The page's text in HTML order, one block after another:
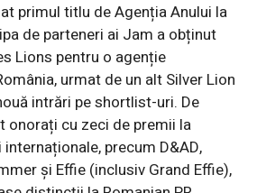
primul titlu de Agenția Anului la
de parteneri ai Jam a obținut
Lions pentru o agenție
urmat de un alt Silver Lion
intrări pe shortlist-uri. De
onorați cu zeci de premii la
precum D&AD,
și Effie (inclusiv Grand Effie),